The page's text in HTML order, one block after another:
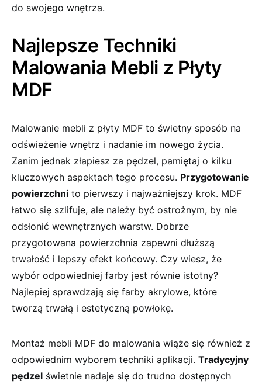
do swojego wnętrza.
Najlepsze‌ Techniki
Malowania Mebli z Płyty
MDF
Malowanie mebli z ​płyty MDF to świetny sposób na
odświeżenie wnętrz i nadanie im ⁤nowego ⁣życia.
Zanim jednak złapiesz za pędzel, pamiętaj o kilku
kluczowych aspektach tego procesu. Przygotowanie
powierzchni ⁤to pierwszy i najważniejszy ⁣krok. MDF
łatwo ⁣się szlifuje, ale należy być ostrożnym, by nie
odsłonić wewnętrznych warstw. Dobrze
przygotowana powierzchnia zapewni dłuższą
trwałość i lepszy efekt końcowy. ⁣Czy wiesz, że
wybór odpowiedniej farby jest równie istotny?
Najlepiej sprawdzają ‍się farby⁢ akrylowe, które
tworzą​ trwałą i estetyczną‍ powłokę.
Montaż mebli MDF do malowania wiąże się ⁤również z
odpowiednim wyborem techniki aplikacji. Tradycyjny
pędzel świetnie nadaje się do trudno dostępnych